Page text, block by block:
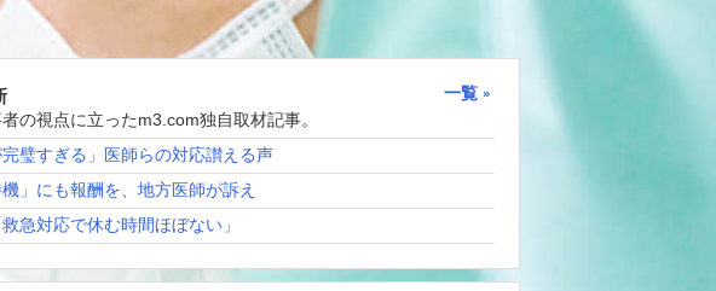
一覧
の視点に立ったm3.com独自取材記事。
完璧すぎる」医師らの対応讃える声
機」にも報酬を、地方医師が訴え
急対応で休む時間ほぼない」